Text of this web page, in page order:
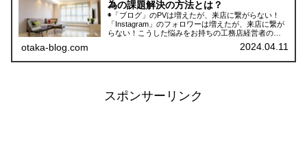
為の課題解決の方法とは？
◉「ブログ」のPVは増えたが、来店に繋がらない！
「Instagram」のフォロワーは増えたが、来店に繋が
らない！こうした悩みをお持ちの工務店経営者の
方々は、ぜひ、以下を読み進めてみてください。
『心が動く！Web集客』の仕組みが、上記の問題を
解決します。
otaka-blog.com 2024.04.11
スポンサーリンク